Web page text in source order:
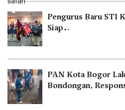
Pengurus Baru STI
Siap…
PAN Kota Bogor
Bondongan,